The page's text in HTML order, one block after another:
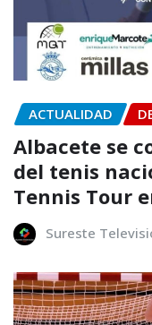
ACTUALIDAD
Albacete se
del tenis
Tennis Tour
Sureste